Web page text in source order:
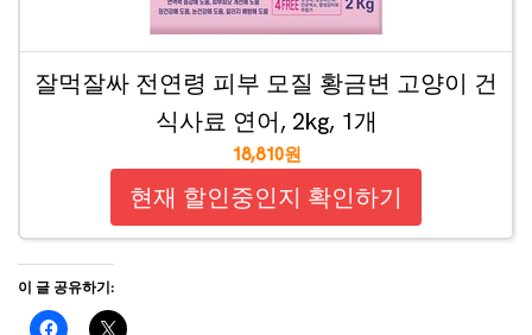
잘먹잘싸 전연령 피부 모질 황금변 고양이 건
식사료 연어, 2kg, 1개
18,810원
현재 할인중인지 확인하기
이 글 공유하기: